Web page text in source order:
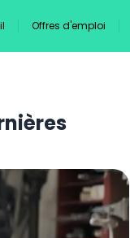
Offres d'emploi